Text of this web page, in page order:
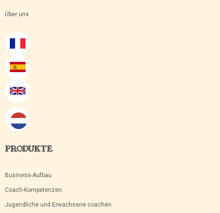
Über uns
PRODUKTE
Business-Aufbau
Coach-Kompetenzen
Jugendliche und Erwachsene coachen